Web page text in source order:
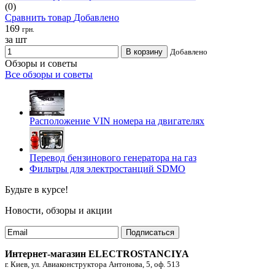
(0)
Сравнить товар Добавлено
169 грн.
за шт
В корзину Добавлено
Обзоры и советы
Все обзоры и советы
Расположение VIN номера на двигателях
Перевод бензинового генератора на газ
Фильтры для электростанций SDMO
Будьте в курсе!
Новости, обзоры и акции
Подписаться
Интернет-магазин ELECTROSTANCIYA
г. Киев, ул. Авиаконструктора Антонова, 5, оф. 513